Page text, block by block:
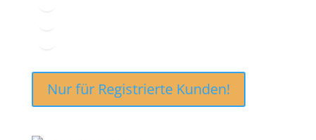
Nur für Registrierte Kunden!